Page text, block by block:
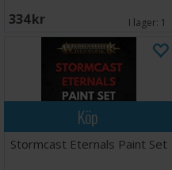
334 SEK I lager: 1
Köp
Stormcast Eternals Paint Set